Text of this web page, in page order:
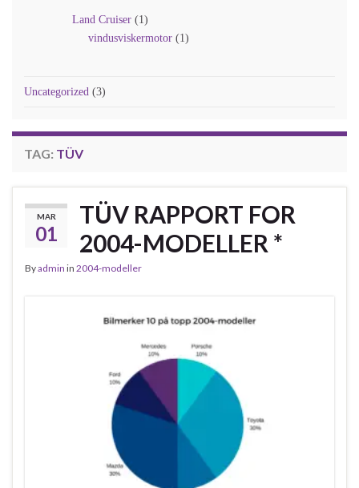
Land Cruiser (1)
vindusviskermotor (1)
Uncategorized (3)
TAG: TÜV
MAR
01
TÜV RAPPORT FOR
2004-MODELLER *
Byadmin in 2004-modeller